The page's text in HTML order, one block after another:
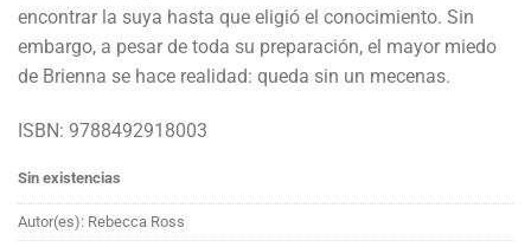
encontrar la suya hasta que eligió el conocimiento. Sin
embargo, a pesar de toda su preparación, el mayor miedo
de Brienna se hace realidad: queda sin un mecenas.
ISBN: 9788492918003
Sin existencias
Autor(es): Rebecca Ross